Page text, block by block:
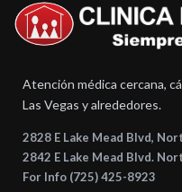
Atención médica cercana,
Las Vegas y alrededores.
2828 E Lake Mead Blvd,
2842 E Lake Mead Blvd.
For Info (725) 425-8923